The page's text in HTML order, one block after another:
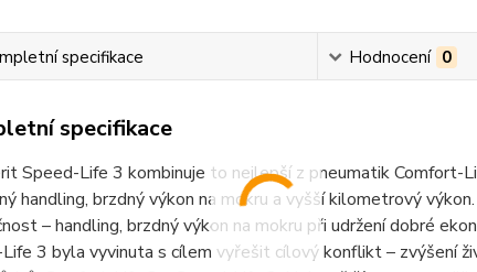
specifikace Hodnocení 0
specifikace
Speed-Life 3 kombinuje to nejlepší z pneumatik
handling, brzdný výkon na mokru a vyšší kilometrový
– handling, brzdný výkon na mokru při udržení dobré
3 byla vyvinuta s cílem vyřešit cílový konflikt – zvýšení